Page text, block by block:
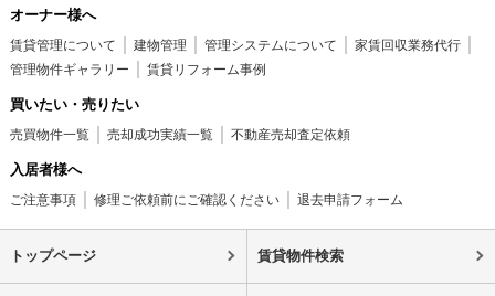
オーナー様へ
賃貸管理について 建物管理 管理システムについて
家賃回収業務代行
管理物件ギャラリー
賃貸リフォーム事例
買いたい・売りたい
売買物件一覧 売却成功実績一覧 不動産売却査定依頼
入居者様へ
ご注意事項 修理ご依頼前にご確認ください 退去申請フォーム
トップページ 賃貸物件検索